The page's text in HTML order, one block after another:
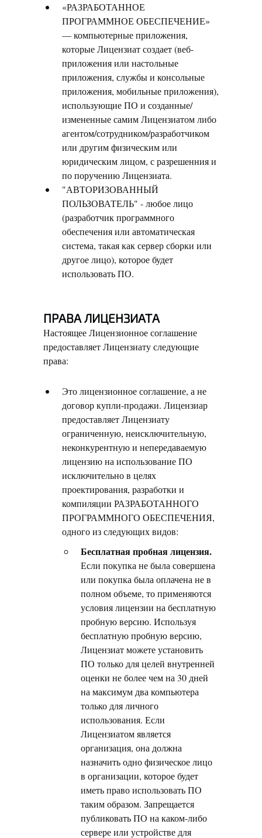
«РАЗРАБОТАННОЕ
ПРОГРАММНОЕ ОБЕСПЕЧЕНИЕ»
— компьютерные приложения,
которые Лицензиат создает (веб-
приложения или настольные
приложения, службы и консольные
приложения, мобильные приложения),
использующие ПО и созданные/
измененные самим Лицензиатом либо
агентом/сотрудником/разработчиком
или другим физическим или
юридическим лицом, с разрешенния и
по поручению Лицензиата.
"АВТОРИЗОВАННЫЙ
ПОЛЬЗОВАТЕЛЬ" - любое лицо
(разработчик программного
обеспечения или автоматическая
система, такая как сервер сборки или
другое лицо), которое будет
использовать ПО.
ПРАВА ЛИЦЕНЗИАТА
Настоящее Лицензионное соглашение
предоставляет Лицензиату следующие
права:
Это лицензионное соглашение, а не
договор купли-продажи. Лицензиар
предоставляет Лицензиату
ограниченную, неисключительную,
неконкурентную и непередаваемую
лицензию на использование ПО
исключительно в целях
проектирования, разработки и
компиляции РАЗРАБОТАННОГО
ПРОГРАММНОГО ОБЕСПЕЧЕНИЯ,
одного из следующих видов:
Бесплатная пробная лицензия.
Если покупка не была совершена
или покупка была оплачена не в
полном объеме, то применяются
условия лицензии на бесплатную
пробную версию. Используя
бесплатную пробную версию,
Лицензиат можете установить
ПО только для целей внутренней
оценки не более чем на 30 дней
на максимум два компьютера
только для личного
использования. Если
Лицензиатом является
организация, она должна
назначить одно физическое лицо
в организации, которое будет
иметь право использовать ПО
таким образом. Запрещается
публиковать ПО на каком-либо
сервере или устройстве для